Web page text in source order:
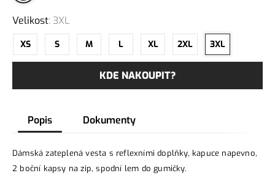
Velikost: 3XL
XS S M L XL 2XL 3XL
KDE NAKOUPIT?
Popis Dokumenty
Dámská zateplená vesta s reflexními doplňky, kapuce napevno,
2 boční kapsy na zip, spodní lem do gumičky.